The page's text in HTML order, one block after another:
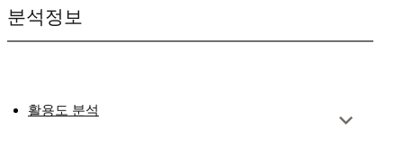
분석정보
활용도 분석